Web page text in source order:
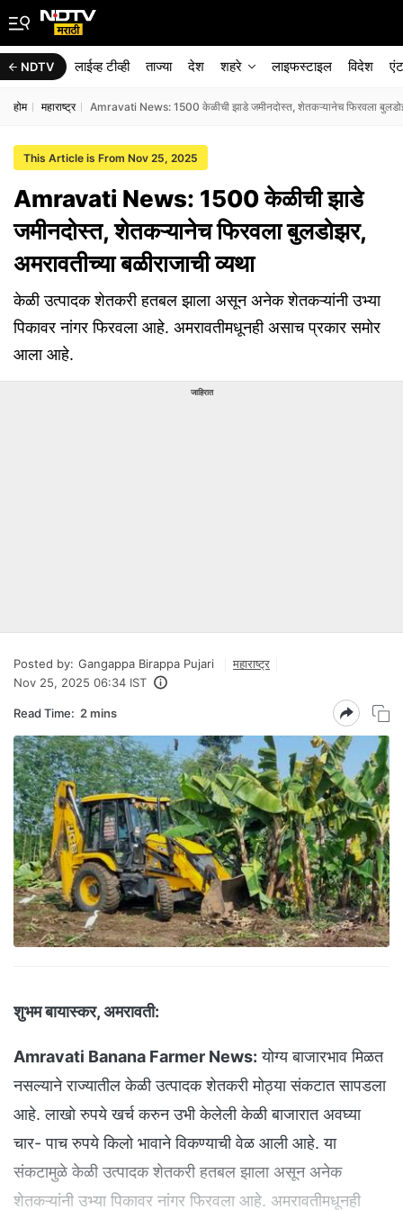
NDTV लाईव्ह टीव्ही ताज्या देश शहरे लाइफस्टाइल विदेश
होम महाराष्ट्र Amravati News: 1500 केळीची झाडे जमीनदोस्त, शेतकऱ्यानेच फिरवला
This Article is From Nov 25, 2025
Amravati News: 1500 केळीची झाडे
जमीनदोस्त, शेतकऱ्यानेच फिरवला बुलडोझर,
अमरावतीच्या बळीराजाची व्यथा
केळी उत्पादक शेतकरी हतबल झाला असून अनेक शेतकऱ्यांनी उभ्या
पिकावर नांगर फिरवला आहे. अमरावतीमधूनही असाच प्रकार समोर
आला आहे.
जाहिरात
Posted by: Gangappa Birappa Pujari
महाराष्ट्र
Nov 25, 2025 06:34 IST
Read Time: 2 mins
शुभम बायास्कर, अमरावती:
Amravati Banana Farmer News: योग्य बाजारभाव मिळत
नसल्याने राज्यातील केळी उत्पादक शेतकरी मोठ्या संकटात सापडला
आहे. लाखो रुपये खर्च करुन उभी केलेली केळी बाजारात अवघ्या
चार- पाच रुपये किलो भावाने विकण्याची वेळ आली आहे. या
संकटामुळे केळी उत्पादक शेतकरी हतबल झाला असून अनेक
शेतकऱ्यांनी उभ्या पिकावर नांगर फिरवला आहे. अमरावतीमधूनही